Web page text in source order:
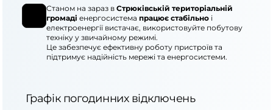
Станом на зараз в Стрюківській територіальній
громаді енергосистема працює стабільно і
електроенергії вистачає, використовуйте побутову
техніку у звичайному режимі.
Це забезпечує ефективну роботу пристроїв та
підтримує надійність мережі та енергосистеми.
Графік погодинних відключень